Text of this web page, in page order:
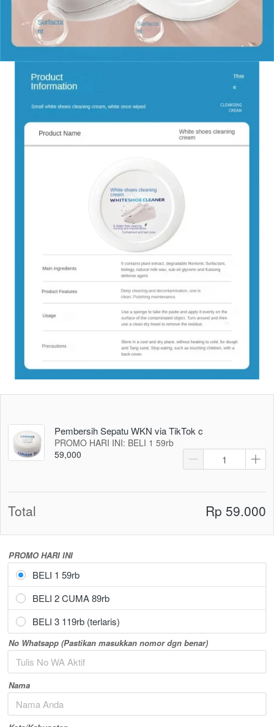
PROMO HARI INI
BELI 1 59rb
BELI 2 CUMA 89rb
BELI 3 119rb (terlaris)
No Whatsapp (Pastikan masukkan nomor dgn benar)
Nama
Pembersih Sepatu WKN via TikTok c
PROMO HARI INI: BELI 1 59rb
59,000
Total Rp 59.000